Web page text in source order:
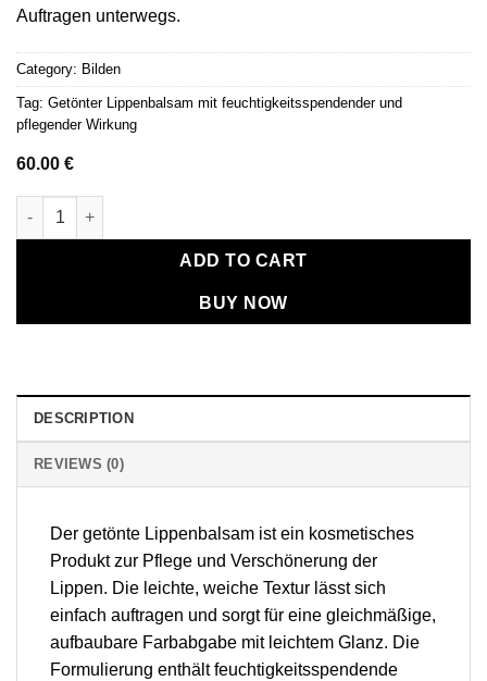
Auftragen unterwegs.
Category: Bilden
Tag: Getönter Lippenbalsam mit feuchtigkeitsspendender und
pflegender Wirkung
60.00 €
Getönter Lippenbalsam mit feuchtigkeitsspendender und
ADD TO CART
BUY NOW
DESCRIPTION
REVIEWS (0)
Der getönte Lippenbalsam ist ein kosmetisches
Produkt zur Pflege und Verschönerung der
Lippen. Die leichte, weiche Textur lässt sich
einfach auftragen und sorgt für eine gleichmäßige,
aufbaubare Farbabgabe mit leichtem Glanz. Die
Formulierung enthält feuchtigkeitsspendende